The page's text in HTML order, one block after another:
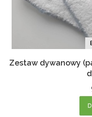
Zestaw dywanowy